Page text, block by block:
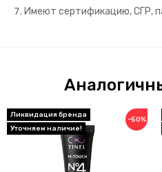
Имеют сертификацию, СГР,
−50%